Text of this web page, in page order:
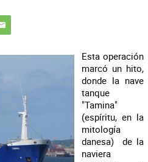
Esta operación
marcó un hito,
donde la nave
tanque
"Tamina"
(espíritu, en la
mitología
danesa) de la
naviera